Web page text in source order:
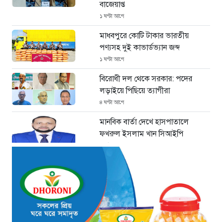
বাজেয়াপ্ত
১ ঘণ্টা আগে
মাধবপুরে কোটি টাকার ভারতীয়
পণ্যসহ দুই কাভার্ডভ্যান জব্দ
১ ঘণ্টা আগে
বিরোধী দল থেকে সরকার: পদের
লড়াইয়ে পিছিয়ে ত্যাগীরা
৪ ঘণ্টা আগে
মানবিক বার্তা দেখে হাসপাতালে
ফখরুল ইসলাম খান সিআইপি
৬ ঘণ্টা আগে
ছাগলনাইয়ায় চিহ্নিত ডাকাত ‘গুন্ডা
রনি’ গ্রেপ্তার
৬ ঘণ্টা আগে
দৈনিক ৫শ টাকা মজুরীর দাবীতে
বড়লেখায় চা শ্রমিকদের গণবিক্ষোভ